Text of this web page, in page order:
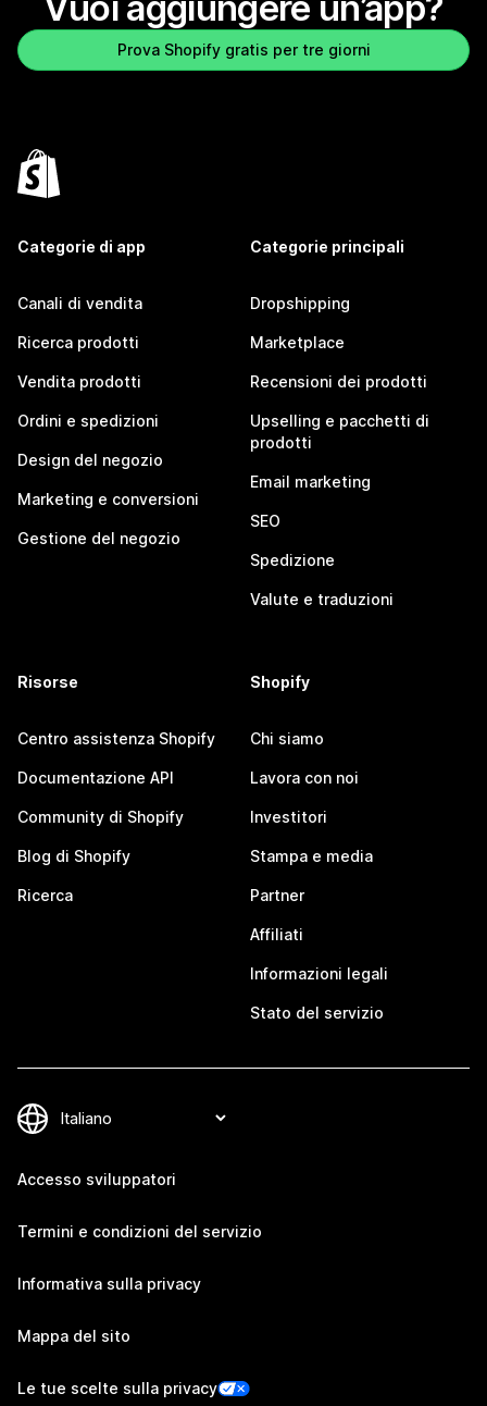
Prova Shopify gratis per tre giorni
Categorie di app
Canali di vendita
Ricerca prodotti
Vendita prodotti
Ordini e spedizioni
Design del negozio
Marketing e conversioni
Gestione del negozio
Categorie principali
Dropshipping
Marketplace
Recensioni dei prodotti
Upselling e pacchetti di
prodotti
Email marketing
SEO
Spedizione
Valute e traduzioni
Risorse
Centro assistenza Shopify
Documentazione API
Community di Shopify
Blog di Shopify
Ricerca
Shopify
Chi siamo
Lavora con noi
Investitori
Stampa e media
Partner
Affiliati
Informazioni legali
Stato del servizio
Accesso sviluppatori
Termini e condizioni del servizio
Informativa sulla privacy
Mappa del sito
Le tue scelte sulla privacy